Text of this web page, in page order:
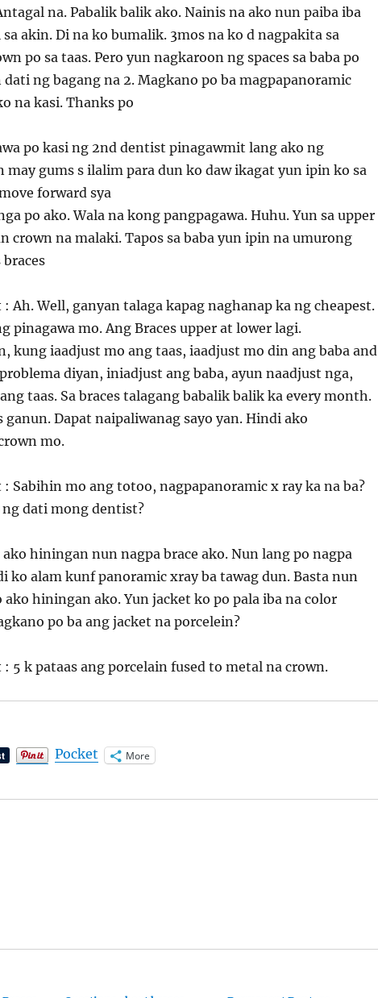
na. Pabalik balik ako. Nainis na ako nun paiba iba
akin. Di na ko bumalik. 3mos na ko d nagpakita sa
po sa taas. Pero yun nagkaroon ng spaces sa baba po
ng bagang na 2. Magkano po ba magpapanoramic
na kasi. Thanks po
po kasi ng 2nd dentist pinagawmit lang ako ng
may gums s ilalim para dun ko daw ikagat yun ipin ko sa
forward sya
po ako. Wala na kong pangpagawa. Huhu. Yun sa upper
crown na malaki. Tapos sa baba yun ipin na umurong
: Ah. Well, ganyan talaga kapag naghanap ka ng cheapest.
pinagawa mo. Ang Braces upper at lower lagi.
kung iaadjust mo ang taas, iaadjust mo din ang baba and
diyan, iniadjust ang baba, ayun naadjust nga,
taas. Sa braces talagang babalik balik ka every month.
ganun. Dapat naipaliwanag sayo yan. Hindi ako
mo.
: Sabihin mo ang totoo, nagpapanoramic x ray ka na ba?
dati mong dentist?
hiningan nun nagpa brace ako. Nun lang po nagpa
ko alam kunf panoramic xray ba tawag dun. Basta nun
ako hiningan ako. Yun jacket ko po pala iba na color
po ba ang jacket na porcelein?
: 5 k pataas ang porcelain fused to metal na crown.
Pocket More